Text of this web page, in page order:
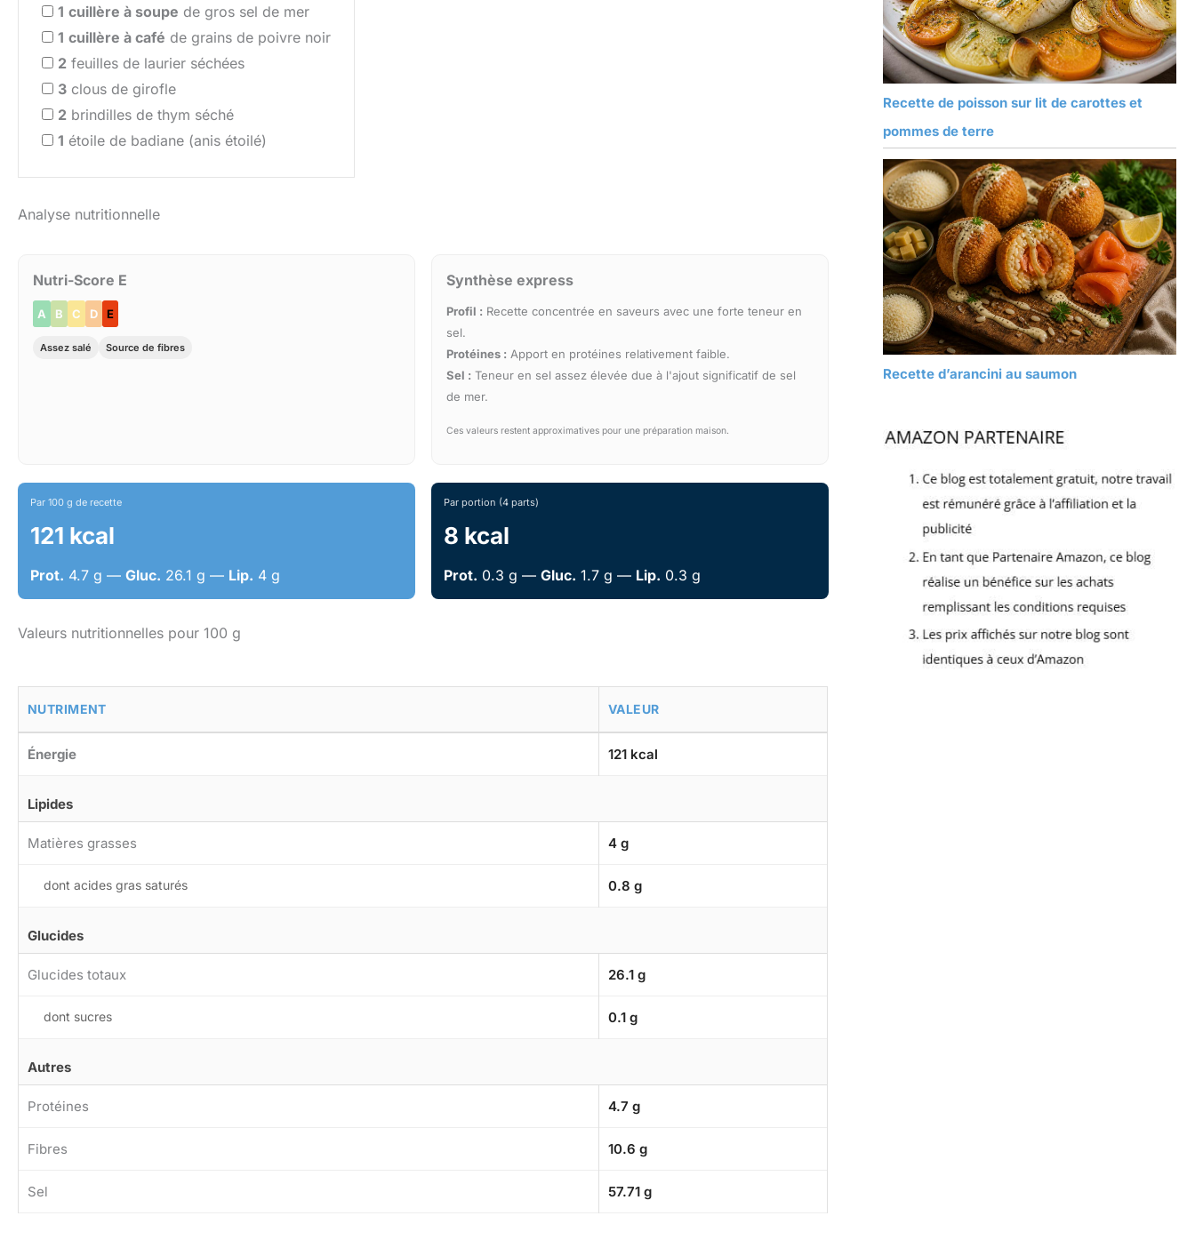
1 cuillère à soupe de gros sel de mer
1 cuillère à café de grains de poivre noir
2 feuilles de laurier séchées
3 clous de girofle
2 brindilles de thym séché
1 étoile de badiane (anis étoilé)
Analyse nutritionnelle
Nutri-Score E
A B C D E
Assez salé Source de fibres
Synthèse express
Profil : Recette concentrée en saveurs avec une forte teneur en
sel.
Protéines : Apport en protéines relativement faible.
Sel : Teneur en sel assez élevée due à l'ajout significatif de sel
de mer.
Ces valeurs restent approximatives pour une préparation maison.
Par 100 g de recette
121 kcal
Prot. 4.7 g — Gluc. 26.1 g — Lip. 4 g
Par portion (4 parts)
8 kcal
Prot. 0.3 g —Gluc. 1.7 g — Lip. 0.3 g
Valeurs nutritionnelles pour 100 g
NUTRIMENT VALEUR
Énergie 121 kcal
Lipides
Matières grasses 4 g
dont acides gras saturés 0.8 g
Glucides
Glucides totaux 26.1 g
dont sucres 0.1 g
Autres
Protéines 4.7 g
Fibres 10.6 g
Sel 57.71 g
Recette de poisson sur lit de carottes et
pommes de terre
Recette d’arancini au saumon